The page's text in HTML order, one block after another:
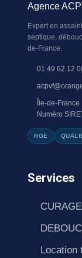
Agence
Expert en
septique,
de-France.
01 49 62 12
Île-de-France
Numéro
RGE
Services
Location